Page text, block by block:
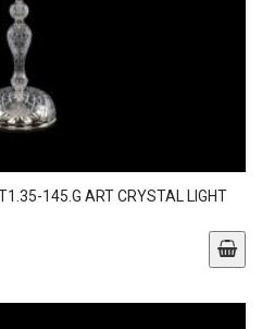
145.G ART CRYSTAL LIGHT